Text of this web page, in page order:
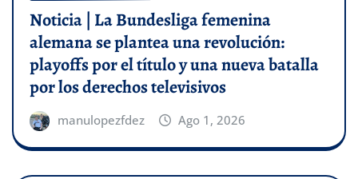
Noticia | La Bundesliga femenina
alemana se plantea una revolución:
playoffs por el título y una nueva batalla
por los derechos televisivos
manulopezfdez Ago 1, 2026